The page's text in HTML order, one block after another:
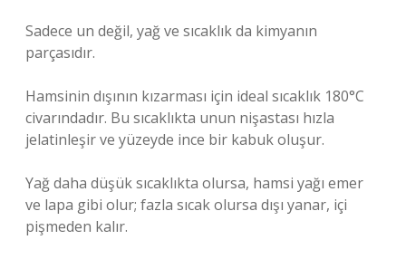
Sadece un değil, yağ ve sıcaklık da kimyanın
parçasıdır.
Hamsinin dışının kızarması için ideal sıcaklık 180°C
civarındadır. Bu sıcaklıkta unun nişastası hızla
jelatinleşir ve yüzeyde ince bir kabuk oluşur.
Yağ daha düşük sıcaklıkta olursa, hamsi yağı emer
ve lapa gibi olur; fazla sıcak olursa dışı yanar, içi
pişmeden kalır.